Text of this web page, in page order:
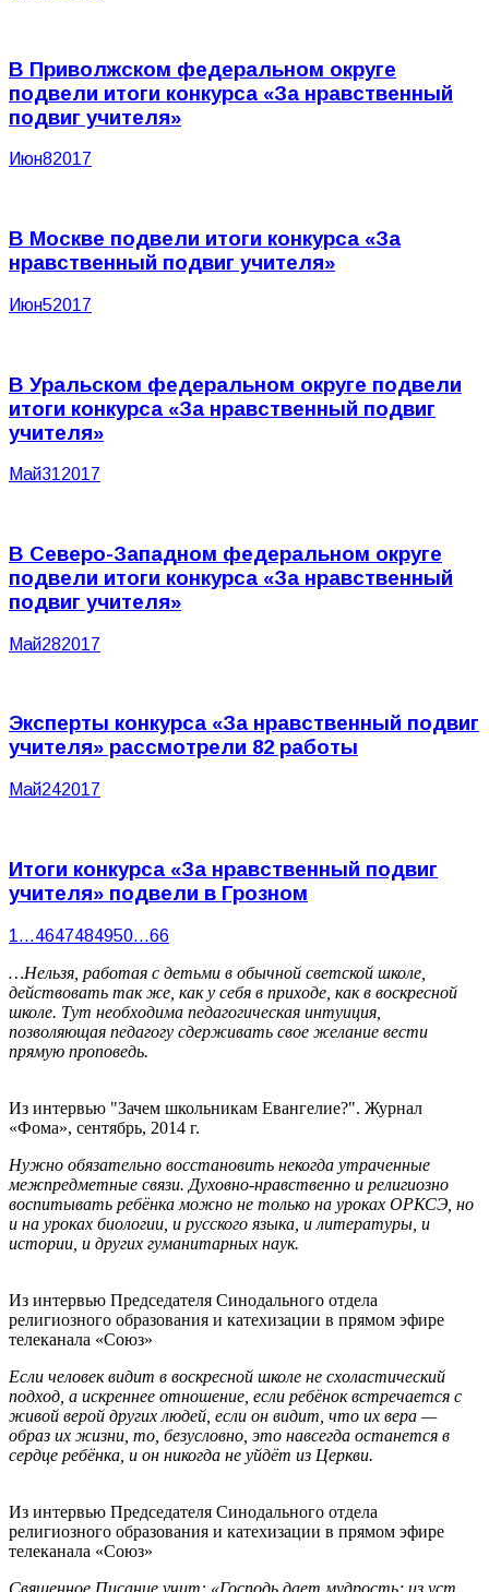
В Приволжском федеральном округе
подвели итоги конкурса «За нравственный
подвиг учителя»
Июн82017
В Москве подвели итоги конкурса «За
нравственный подвиг учителя»
Июн52017
В Уральском федеральном округе подвели
итоги конкурса «За нравственный подвиг
учителя»
Май312017
В Северо-Западном федеральном округе
подвели итоги конкурса «За нравственный
подвиг учителя»
Май282017
Эксперты конкурса «За нравственный подвиг
учителя» рассмотрели 82 работы
Май242017
Итоги конкурса «За нравственный подвиг
учителя» подвели в Грозном
1…4647484950…66
…Нельзя, работая с детьми в обычной светской школе,
действовать так же, как у себя в приходе, как в воскресной
школе. Тут необходима педагогическая интуиция,
позволяющая педагогу сдерживать свое желание вести
прямую проповедь.
Из интервью "Зачем школьникам Евангелие?". Журнал
«Фома», сентябрь, 2014 г.
Нужно обязательно восстановить некогда утраченные
межпредметные связи. Духовно-нравственно и религиозно
воспитывать ребёнка можно не только на уроках ОРКСЭ, но
и на уроках биологии, и русского языка, и литературы, и
истории, и других гуманитарных наук.
Из интервью Председателя Синодального отдела
религиозного образования и катехизации в прямом эфире
телеканала «Союз»
Если человек видит в воскресной школе не схоластический
подход, а искреннее отношение, если ребёнок встречается с
живой верой других людей, если он видит, что их вера —
образ их жизни, то, безусловно, это навсегда останется в
сердце ребёнка, и он никогда не уйдёт из Церкви.
Из интервью Председателя Синодального отдела
религиозного образования и катехизации в прямом эфире
телеканала «Союз»
Священное Писание учит: «Господь дает мудрость; из уст